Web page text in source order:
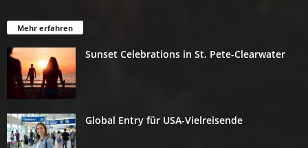
Mehr erfahren
Sunset Celebrations in St. Pete-Clearwater
Global Entry für USA-Vielreisende